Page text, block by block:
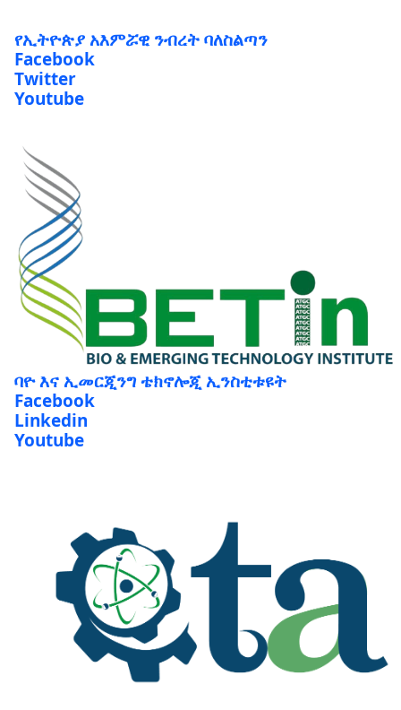
የኢትዮጵያ አእምሯዊ ንብረት ባለስልጣን
Facebook
Twitter
Youtube
ባዮ እና ኢመርጂንግ ቴክኖሎጂ ኢንስቲቱዩት
Facebook
Linkedin
Youtube